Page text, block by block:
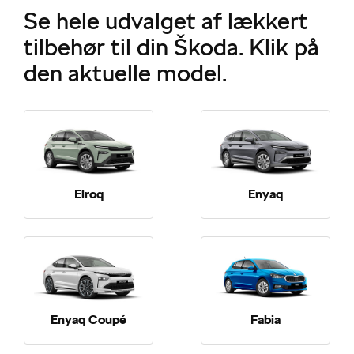
Se hele udvalget af lækkert
tilbehør til din Škoda. Klik på
den aktuelle model.
Elroq Enyaq
Enyaq Coupé Fabia